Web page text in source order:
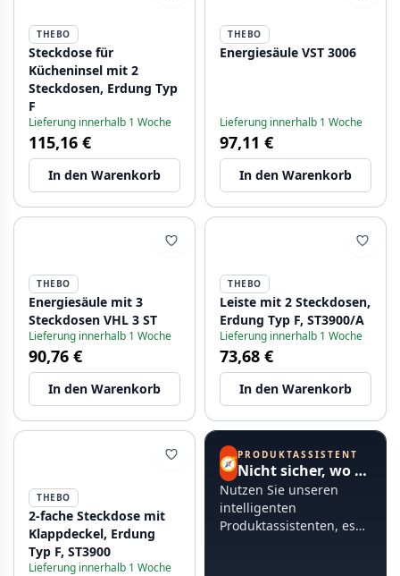
THEBO
Steckdose für
Kücheninsel mit 2
Steckdosen, Erdung Typ
F
Lieferung innerhalb 1 Woche
115,16 €
In den Warenkorb
THEBO
Energiesäule VST 3006
Lieferung innerhalb 1 Woche
97,11 €
In den Warenkorb
THEBO
Energiesäule mit 3
Steckdosen VHL 3 ST
Lieferung innerhalb 1 Woche
90,76 €
In den Warenkorb
THEBO
Leiste mit 2 Steckdosen,
Erdung Typ F, ST3900/A
Lieferung innerhalb 1 Woche
73,68 €
In den Warenkorb
THEBO
2-fache Steckdose mit
Klappdeckel, Erdung
Typ F, ST3900
Lieferung innerhalb 1 Woche
🧭PRODUKTASSISTENT
Nicht sicher, wo Sie anfangen sollen?
Nutzen Sie unseren
intelligenten
Produktassistenten, es